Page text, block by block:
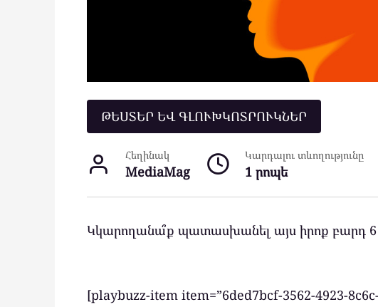
ԹԵՍՏԵՐ ԵՎ ԳԼՈՒԽԿՈՏՐՈՒԿՆԵՐ
Հեղինակ
MediaMag
Կարդալու տևողությունը
1 րոպե
Կկարողանա՞ք պատասխանել այս իրոք բարդ 6
[playbuzz-item item=”6ded7bcf-3562-4923-